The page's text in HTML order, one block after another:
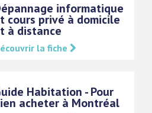
informatique
cours privé à domicile
à distance
la fiche
Habitation - Pour
acheter à Montréal